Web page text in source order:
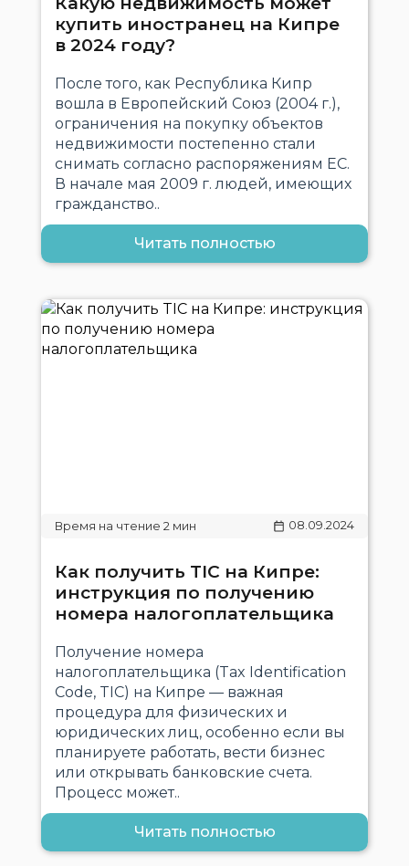
купить иностранец на Кипре
в 2024 году?
После того, как Республика Кипр
вошла в Европейский Союз (2004 г.),
ограничения на покупку объектов
недвижимости постепенно стали
снимать согласно распоряжениям ЕС.
В начале мая 2009 г. людей, имеющих
гражданство..
Читать полностью
08.09.2024
Как получить TIC на Кипре:
инструкция по получению
номера налогоплательщика
Получение номера
налогоплательщика (Tax Identification
Code, TIC) на Кипре — важная
процедура для физических и
юридических лиц, особенно если вы
планируете работать, вести бизнес
или открывать банковские счета.
Процесс может..
Читать полностью